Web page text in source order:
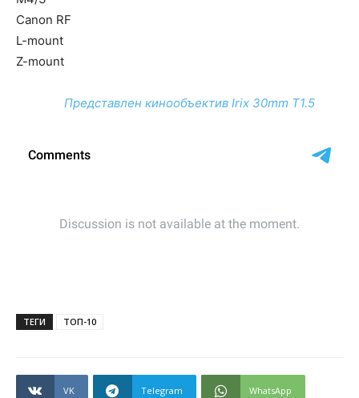
Canon RF
L-mount
Z-mount
Представлен кинообъектив Irix 30mm T1.5
ТЕГИ ТОП-10
VK Telegram WhatsApp